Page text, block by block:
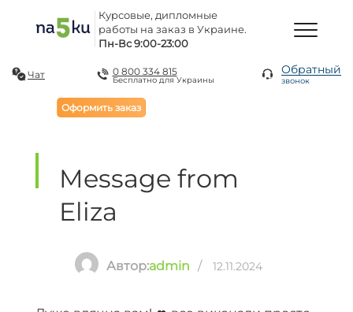
Курсовые, дипломные
работы на заказ в Украине.
Пн-Вс 9:00-23:00
Чат 0 800 334 815
Бесплатно для Украины
Обратный
звонок
Оформить заказ
Message from
Eliza
Автор:admin / 12.11.2024